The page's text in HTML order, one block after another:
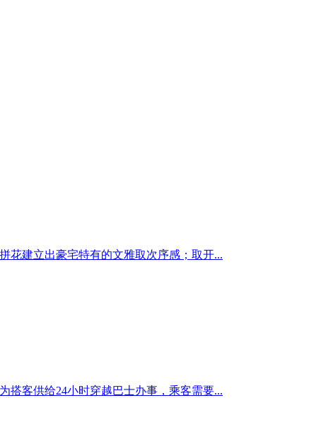
花建立出豪宅特有的文雅取次序感；取开...
搭客供给24小时穿越巴士办事，乘客需要...